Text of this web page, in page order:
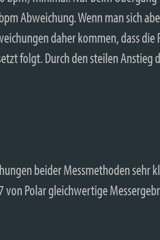
Abweichung. Wenn man sich
daher kommen, dass die
folgt. Durch den steilen Anstieg
beider Messmethoden sehr
von Polar gleichwertige